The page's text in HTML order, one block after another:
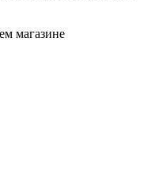
магазине